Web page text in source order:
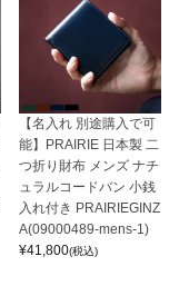
【名入れ 別途購入で可
能】PRAIRIE 日本製 二
つ折り財布 メンズ ナチ
ュラルコードバン 小銭
入れ付き PRAIRIEGINZ
A(09000489-mens-1)
¥41,800(税込)